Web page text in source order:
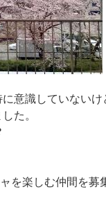
意識していない
た。
を楽しむ仲間を募